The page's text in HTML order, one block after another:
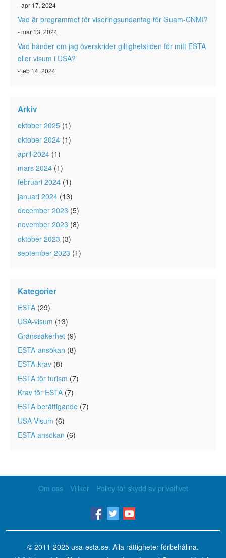
- apr 17, 2024
Vad är programmet för viseringsundantag för Guam-CNMI?
- mar 13, 2024
Vad händer om jag överskrider giltighetstiden för mitt ESTA
eller visum i USA?
- feb 14, 2024
Arkiv
oktober 2025 (1)
oktober 2024 (1)
april 2024 (1)
mars 2024 (1)
februari 2024 (1)
januari 2024 (13)
december 2023 (5)
november 2023 (8)
oktober 2023 (3)
september 2023 (1)
Kategorier
ESTA (29)
USA-visum (13)
Gränssäkerhet (9)
ESTA-ansökan (8)
ESTA-krav (8)
ESTA för turism (7)
Krav för ESTA (7)
ESTA berättigande (7)
USA Visum (6)
ESTA ansökan (6)
Om oss Villkor Policy för skydd av privatlivet
© 2011-2025 usa-esta.se. Alla rättigheter förbehållna.